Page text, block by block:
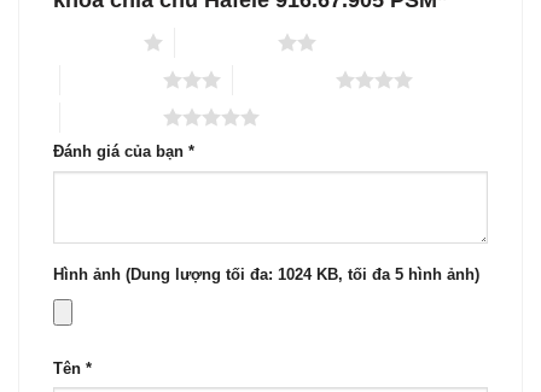
Đánh giá của bạn *
Hình ảnh (Dung lượng tối đa: 1024 KB, tối đa 5 hình ảnh)
Tên *